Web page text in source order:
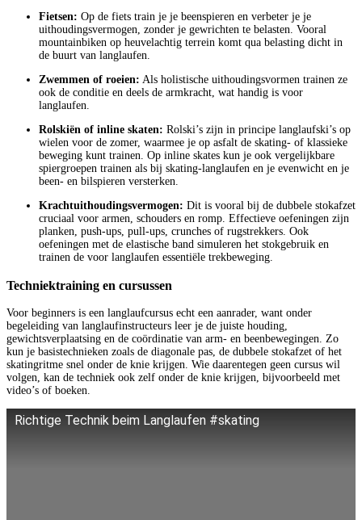
Fietsen: Op de fiets train je je beenspieren en verbeter je je
uithoudingsvermogen, zonder je gewrichten te belasten. Vooral
mountainbiken op heuvelachtig terrein komt qua belasting dicht in
de buurt van langlaufen.
Zwemmen of roeien: Als holistische uithoudingsvormen trainen ze
ook de conditie en deels de armkracht, wat handig is voor
langlaufen.
Rolskiën of inline skaten: Rolski’s zijn in principe langlaufski’s op
wielen voor de zomer, waarmee je op asfalt de skating- of klassieke
beweging kunt trainen. Op inline skates kun je ook vergelijkbare
spiergroepen trainen als bij skating-langlaufen en je evenwicht en je
been- en bilspieren versterken.
Krachtuithoudingsvermogen: Dit is vooral bij de dubbele stokafzet
cruciaal voor armen, schouders en romp. Effectieve oefeningen zijn
planken, push-ups, pull-ups, crunches of rugstrekkers. Ook
oefeningen met de elastische band simuleren het stokgebruik en
trainen de voor langlaufen essentiële trekbeweging.
Techniektraining en cursussen
Voor beginners is een langlaufcursus echt een aanrader, want onder
begeleiding van langlaufinstructeurs leer je de juiste houding,
gewichtsverplaatsing en de coördinatie van arm- en beenbewegingen. Zo
kun je basistechnieken zoals de diagonale pas, de dubbele stokafzet of het
skatingritme snel onder de knie krijgen. Wie daarentegen geen cursus wil
volgen, kan de techniek ook zelf onder de knie krijgen, bijvoorbeeld met
video’s of boeken.
Richtige Technik beim Langlaufen #skating